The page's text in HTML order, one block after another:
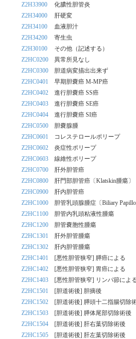
Z2H33900
化膿性胆管炎
Z2H34000
肝硬変
Z2H34100
血液胆汁
Z2H34200
寄生虫
Z2H30100
その他（記述する）
Z2HC0200
異常所見なし
Z2HC0300
胆道病変描出出来ず
Z2HC0401
早期胆嚢癌 M-MP癌
Z2HC0402
進行胆嚢癌 SS癌
Z2HC0403
進行胆嚢癌 SE癌
Z2HC0404
進行胆嚢癌 SI癌
Z2HC0500
胆嚢腺腫
Z2HC0601
コレステロールポリープ
Z2HC0602
炎症性ポリープ
Z2HC0603
線維性ポリープ
Z2HC0700
肝外胆管癌
Z2HC0800
肝門部胆管癌〔Klatskin腫瘍〕
Z2HC0900
肝内胆管癌
Z2HC1000
胆管乳頭腺腫症〔Biliary
Z2HC1100
胆管内乳頭粘液性腫瘍
Z2HC1200
胆管嚢胞性腫瘍
Z2HC1301
肝外胆管腫瘍
Z2HC1302
肝内胆管腫瘍
Z2HC1401
[悪性胆管狭窄] 膵癌による
Z2HC1402
[悪性胆管狭窄] 胃癌による
Z2HC1403
[悪性胆管狭窄] リンパ節によ
Z2HC1501
[胆道術後] 胆摘後
Z2HC1502
[胆道術後] 膵頭十二指腸切除
Z2HC1503
[胆道術後] 膵体尾部切除術後
Z2HC1504
[胆道術後] 肝右葉切除術後
Z2HC1505
[胆道術後] 肝左葉切除術後